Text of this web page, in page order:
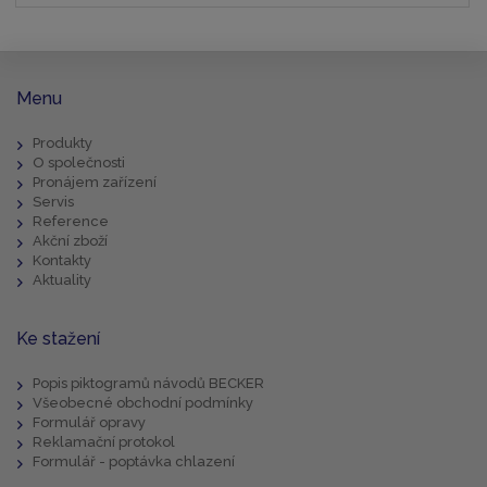
Menu
Produkty
O společnosti
Pronájem zařízení
Servis
Reference
Akční zboží
Kontakty
Aktuality
Ke stažení
Popis piktogramů návodů BECKER
Všeobecné obchodní podmínky
Formulář opravy
Reklamační protokol
Formulář - poptávka chlazení